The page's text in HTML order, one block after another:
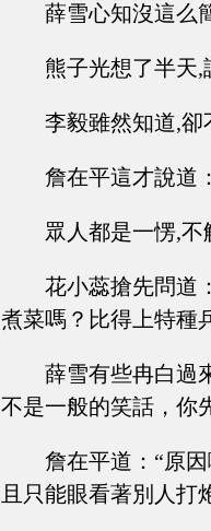
薛雪心知沒這么
熊子光想了半天,
李毅雖然知道,卻
詹在平這才說道
眾人都是一愣,不
花小蕊搶先問道
煮菜嗎？比得上特種
薛雪有些冉白過
不是一般的笑話，你
詹在平道：“原
且只能眼看著別人打